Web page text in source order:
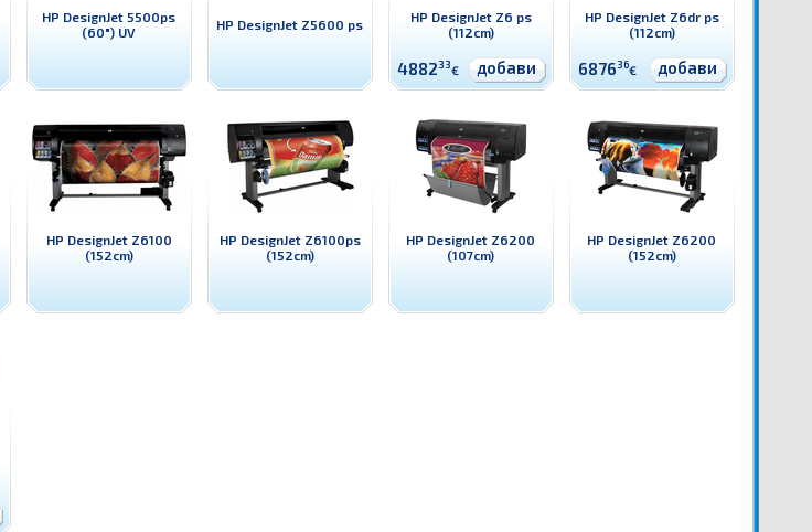
HP DesignJet 5500ps
(60") UV
HP DesignJet Z5600 ps
HP DesignJet Z6 ps
(112cm)
488233€ добави
HP DesignJet Z6dr ps
(112cm)
687636€ добави
HP DesignJet Z6100
(152cm)
HP DesignJet Z6100ps
(152cm)
HP DesignJet Z6200
(107cm)
HP DesignJet Z6200
(152cm)